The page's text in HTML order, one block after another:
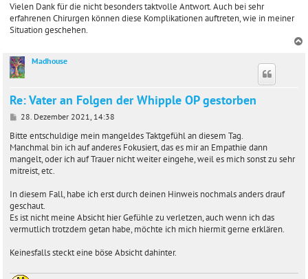
i
t
r
a
Vielen Dank für die nicht besonders taktvolle Antwort. Auch bei sehr
erfahrenen Chirurgen können diese Komplikationen auftreten, wie in meiner
Situation geschehen.
Madhouse
Re: Vater an Folgen der Whipple OP gestorben
B
i
t
r
a
g
28. Dezember 2021, 14:38
Bitte entschuldige mein mangeldes Taktgefühl an diesem Tag.
Manchmal bin ich auf anderes Fokusiert, das es mir an Empathie dann
mangelt, oder ich auf Trauer nicht weiter eingehe, weil es mich sonst zu sehr
mitreist, etc.
In diesem Fall, habe ich erst durch deinen Hinweis nochmals anders drauf
geschaut.
Es ist nicht meine Absicht hier Gefühle zu verletzen, auch wenn ich das
vermutlich trotzdem getan habe, möchte ich mich hiermit gerne erklären.
Keinesfalls steckt eine böse Absicht dahinter.